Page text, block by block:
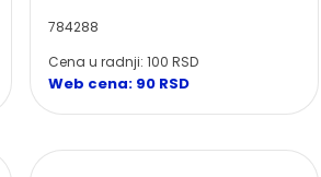
784288
Cena u radnji: 100 RSD
Web cena: 90 RSD